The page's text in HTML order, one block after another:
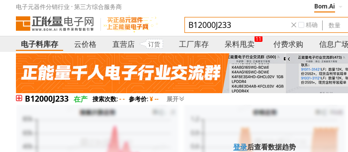
电子元器件分销行业 · 第三方综合服务商 Bom.Ai
精确
电子料库存 云价格 直营店 订货 工厂库存 呆料甩卖
11
付费求购 信息广场
B12000J233 在产 搜索次数:- - 参考价:¥ -- 展开
登录后查看数据趋势